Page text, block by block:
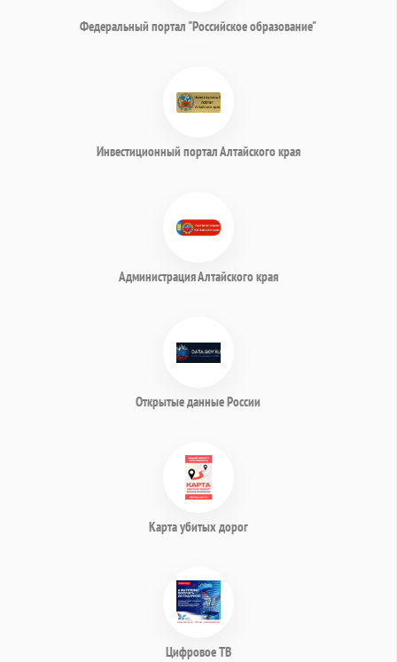
Федеральный портал "Российское образование"
Инвестиционный портал Алтайского края
Администрация Алтайского края
Открытые данные России
Карта убитых дорог
Цифровое ТВ